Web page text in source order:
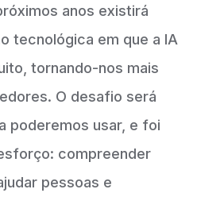
anos existirá
tecnológica em que a IA
tornando-nos mais
O desafio será
poderemos usar, e foi
compreender
pessoas e